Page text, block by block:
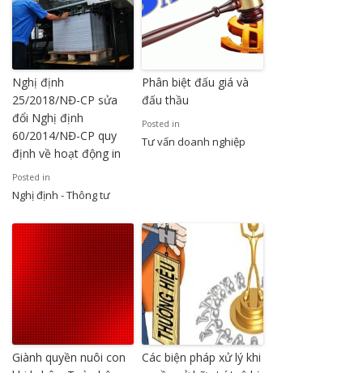
Nghị định
25/2018/NĐ-CP sửa
đổi Nghị định
60/2014/NĐ-CP quy
định về hoạt động in
Posted in
Nghị định - Thông tư
Phân biệt đấu giá và
đấu thầu
Posted in
Tư vấn doanh nghiệp
Giành quyền nuôi con
Các biện pháp xử lý khi